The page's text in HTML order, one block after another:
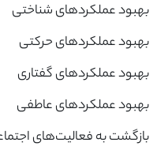
بهبود عملکردهای شناختی
بهبود عملکردهای حرکتی
بهبود عملکردهای گفتاری
بهبود عملکردهای عاطفی
بازگشت به فعالیت‌های